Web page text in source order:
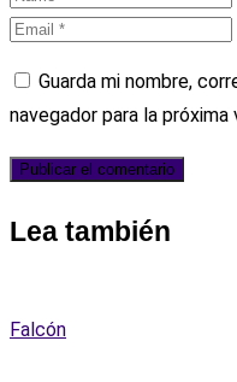
Guarda mi nombre,
navegador para la
Lea también
Falcón